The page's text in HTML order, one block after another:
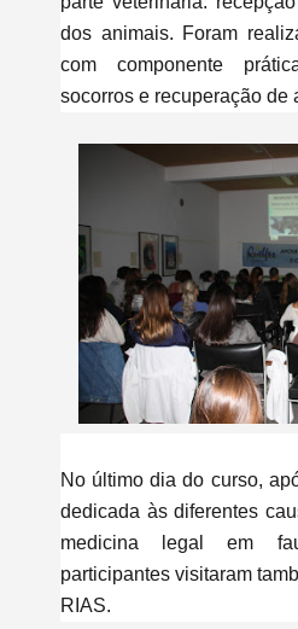
dos animais. Foram
com componente
socorros e recuperação de
No último dia do curso,
dedicada às diferentes
medicina legal em
participantes visitaram
RIAS.